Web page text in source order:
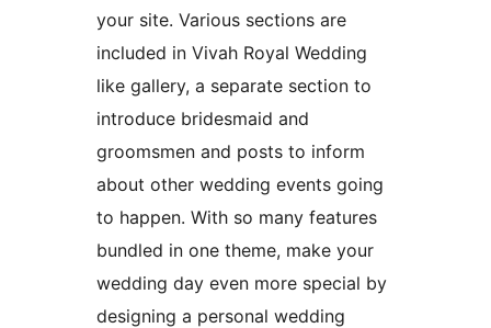
your site. Various sections are
included in Vivah Royal Wedding
like gallery, a separate section to
introduce bridesmaid and
groomsmen and posts to inform
about other wedding events going
to happen. With so many features
bundled in one theme, make your
wedding day even more special by
designing a personal wedding